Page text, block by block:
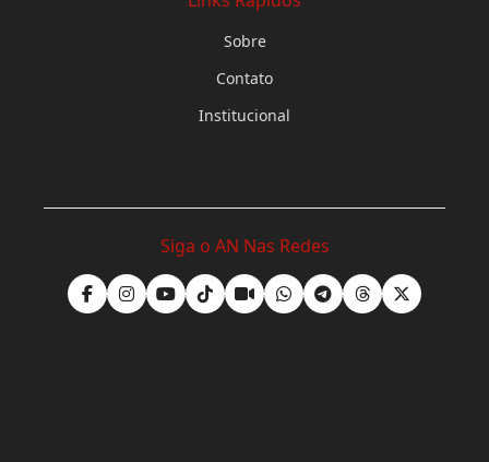
Sobre
Contato
Institucional
Siga o AN Nas Redes